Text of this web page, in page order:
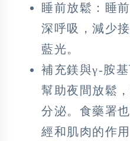
睡前放鬆：睡
深呼吸，減少
藍光。
補充鎂與γ-胺
幫助夜間放鬆
分泌。食藥署
經和肌肉的作